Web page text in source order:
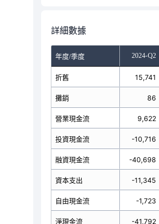
詳細數據
年度/季度
2024-Q1 2024-Q2
折舊
攤銷
營業現金流
投資現金流
融資現金流
資本支出
自由現金流
淨現金流
16,016 15,741
86
60,615 9,622
18,699 -10,716
2,811 -40,698
-40,690 -11,345
19,925 -1,723
82,125 -41,792